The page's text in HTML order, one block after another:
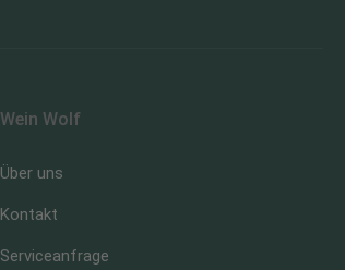
Wein Wolf
Über uns
Kontakt
Serviceanfrage